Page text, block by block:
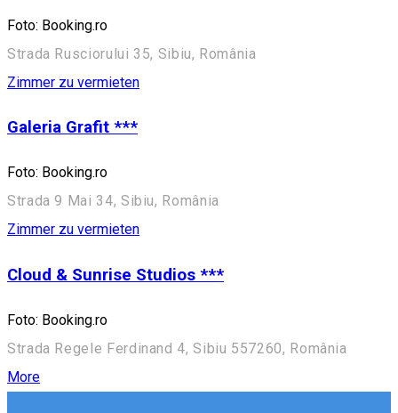
Foto: Booking.ro
Strada Rusciorului 35, Sibiu, România
Zimmer zu vermieten
Galeria Grafit ***
Foto: Booking.ro
Strada 9 Mai 34, Sibiu, România
Zimmer zu vermieten
Cloud & Sunrise Studios ***
Foto: Booking.ro
Strada Regele Ferdinand 4, Sibiu 557260, România
More